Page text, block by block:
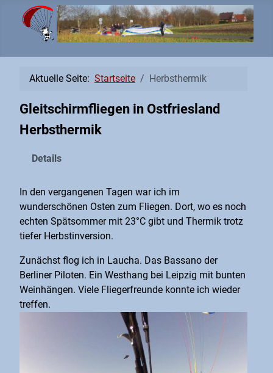
Aktuelle Seite: Startseite Herbsthermik
Gleitschirmfliegen in Ostfriesland
Herbsthermik
Details
In den vergangenen Tagen war ich im
wunderschönen Osten zum Fliegen. Dort, wo es noch
echten Spätsommer mit 23°C gibt und Thermik trotz
tiefer Herbstinversion.
Zunächst flog ich in Laucha. Das Bassano der
Berliner Piloten. Ein Westhang bei Leipzig mit bunten
Weinhängen. Viele Fliegerfreunde konnte ich wieder
treffen.